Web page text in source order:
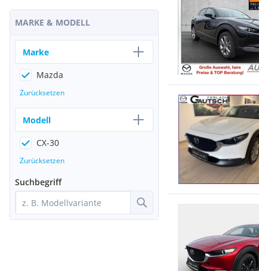
MARKE & MODELL
Marke
Mazda
Zurücksetzen
Modell
CX-30
Zurücksetzen
Suchbegriff